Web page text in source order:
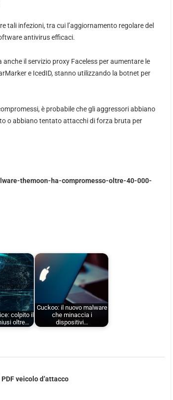
tali infezioni, tra cui l’aggiornamento regolare del
antivirus efficaci.
il servizio proxy Faceless per aumentare le
e IcedID, stanno utilizzando la botnet per
è probabile che gli aggressori abbiano
o abbiano tentato attacchi di forza bruta per
themoon-ha-compromesso-oltre-40-000-
colpito il
oltre…
Cuckoo: il nuovo malware
che minaccia i
dispositivi…
veicolo d’attacco